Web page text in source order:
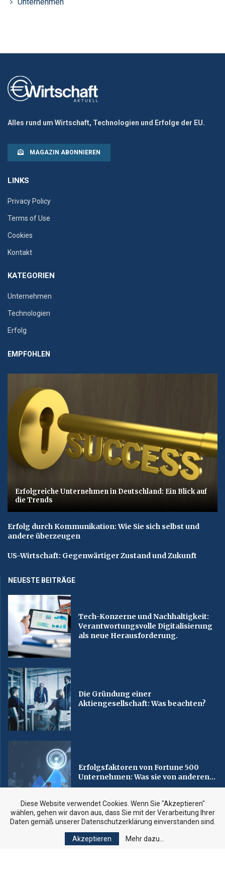
Alles rund um Wirtschaft, Technologien und Erfolge der EU.
MAGAZIN ABONNIEREN
LINKS
Privacy Policy
Terms of Use
Cookies
Kontakt
KATEGORIEN
Unternehmen
Technologien
Erfolg
EMPFOHLEN
Erfolgreiche Unternehmen in Deutschland: Ein Blick auf
die Trends
Erfolg durch Kommunikation: Wie Sie sich selbst und
andere überzeugen
US-Wirtschaft: Gegenwärtiger Zustand und Zukunft
NEUESTE BEITRÄGE
Tech-Konzerne und Nachhaltigkeit:
Verantwortungsvolle Digitalisierung
als neue Herausforderung.
Die Gründung einer
Aktiengesellschaft: Was beachten?
Erfolgsfaktoren von Fortune 500
Unternehmen: Was sie von anderen...
Copyright 2023, euwirtschaft.com. All rights reserved.
Diese Website verwendet Cookies. Wenn Sie "Akzeptieren"
wählen, gehen wir davon aus, dass Sie mit der Verarbeitung Ihrer
Daten gemäß unserer Datenschutzerklärung einverstanden sind.
Akzeptieren Mehr dazu...